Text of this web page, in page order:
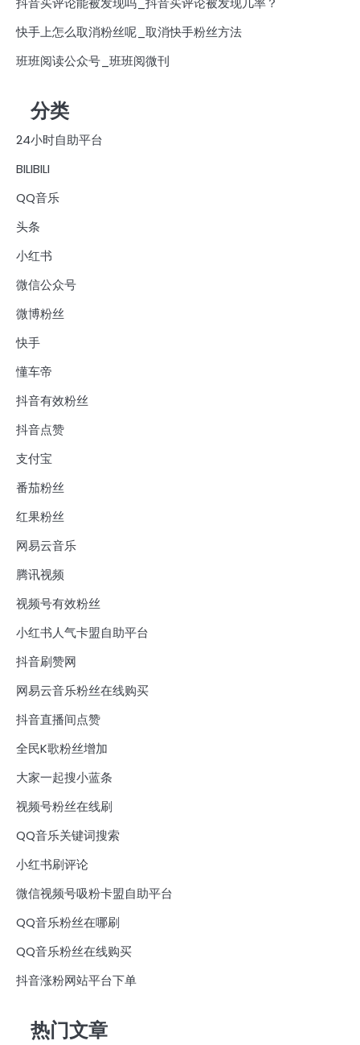
快手上怎么取消粉丝呢_取消快手粉丝方法
班班阅读公众号_班班阅微刊
分类
24小时自助平台
BILIBILI
QQ音乐
头条
小红书
微信公众号
微博粉丝
快手
懂车帝
抖音有效粉丝
抖音点赞
支付宝
番茄粉丝
红果粉丝
网易云音乐
腾讯视频
视频号有效粉丝
小红书人气卡盟自助平台
抖音刷赞网
网易云音乐粉丝在线购买
抖音直播间点赞
全民K歌粉丝增加
大家一起搜小蓝条
视频号粉丝在线刷
QQ音乐关键词搜索
小红书刷评论
微信视频号吸粉卡盟自助平台
QQ音乐粉丝在哪刷
QQ音乐粉丝在线购买
抖音涨粉网站平台下单
热门文章